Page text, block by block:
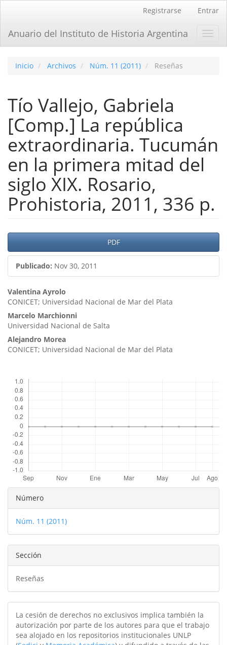
principal
Barra
Registrarse Entrar
Anuario del Instituto de Historia Argentina
Inicio Archivos Núm. 11 (2011) Reseñas
Tí­o Vallejo, Gabriela
[Comp.] La república
extraordinaria. Tucumán
en la primera mitad del
siglo XIX. Rosario,
Prohistoria, 2011, 336 p.
Barra
lateral
del
artículo
PDF
Publicado: Nov 30, 2011
Contenido
principal
del
artículo
Valentina Ayrolo
CONICET; Universidad Nacional de Mar del Plata
Marcelo Marchionni
Universidad Nacional de Salta
Alejandro Morea
CONICET; Universidad Nacional de Mar del Plata
Detalles
del
artículo
Número
Núm. 11 (2011)
Sección
Reseñas
La cesión de derechos no exclusivos implica también la
autorización por parte de los autores para que el trabajo
sea alojado en los repositorios institucionales UNLP